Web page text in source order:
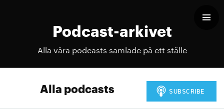
Podcast-arkivet
Alla våra podcasts samlade på ett ställe
Alla podcasts